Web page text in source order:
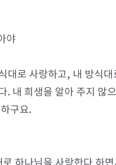
야
대로 사랑하고, 내 방식
내 희생을 알아 주지 않
구요.